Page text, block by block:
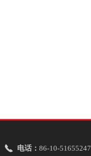
电话： 86-10-51655247